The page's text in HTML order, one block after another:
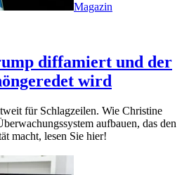
Magazin
diffamiert und der
wird
für Schlagzeilen. Wie Christine
aufbauen, das den
macht, lesen Sie hier!